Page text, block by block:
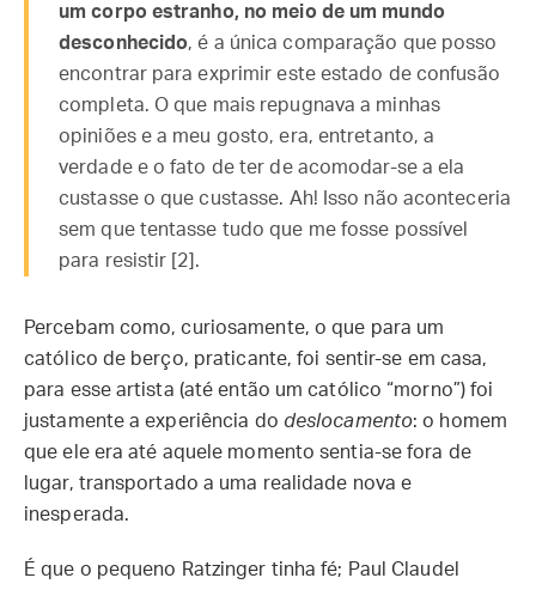
um corpo estranho, no meio de um mundo
desconhecido, é a única comparação que posso
encontrar para exprimir este estado de confusão
completa. O que mais repugnava a minhas
opiniões e a meu gosto, era, entretanto, a
verdade e o fato de ter de acomodar-se a ela
custasse o que custasse. Ah! Isso não aconteceria
sem que tentasse tudo que me fosse possível
para resistir [2].
Percebam como, curiosamente, o que para um
católico de berço, praticante, foi sentir-se em casa,
para esse artista (até então um católico “morno”) foi
justamente a experiência do deslocamento: o homem
que ele era até aquele momento sentia-se fora de
lugar, transportado a uma realidade nova e
inesperada.
É que o pequeno Ratzinger tinha fé; Paul Claudel